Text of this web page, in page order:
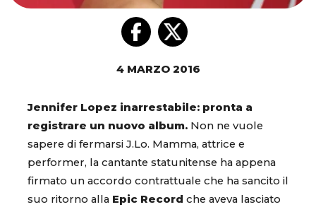
4 MARZO 2016
Jennifer Lopez inarrestabile: pronta a
registrare un nuovo album. Non ne vuole
sapere di fermarsi J.Lo. Mamma, attrice e
performer, la cantante statunitense ha appena
firmato un accordo contrattuale che ha sancito il
suo ritorno alla Epic Record che aveva lasciato